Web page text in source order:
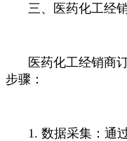
三、医药化工经
医药化工经销商
步骤：
1. 数据采集：通